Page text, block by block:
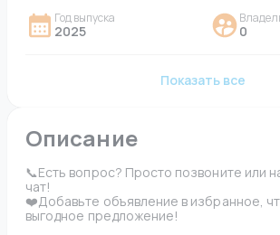
Год выпуска
2025 0
Показать все
Описание
📞Есть вопрос? Просто позвоните или
чат!
❤️Добавьте объявление в избранное,
выгодное предложение!